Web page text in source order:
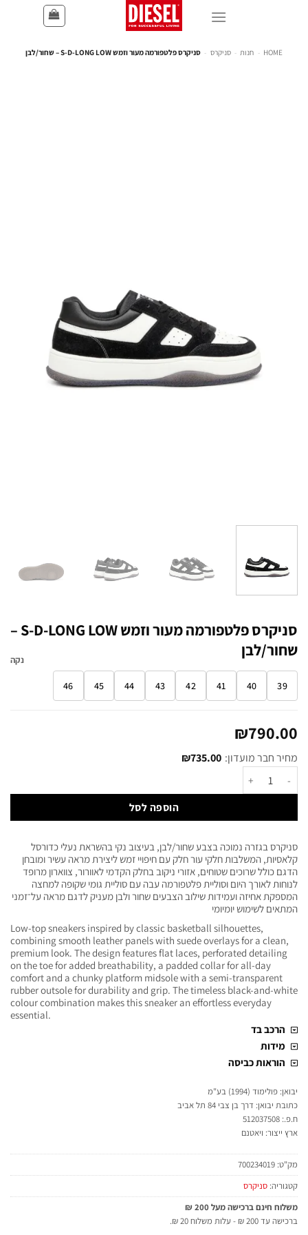
HOME
- חנות - סניקרס - סניקרס פלטפורמה מעור וזמש S-D-LONG LOW – שחור/לבן
סניקרס פלטפורמה מעור וזמש S-D-LONG LOW –
שחור/לבן
39
40
41
42
43
44
45
46
נקה
₪790.00
מחיר חבר מועדון: ₪735.00
הוספה לסל
סניקרס בגזרה נמוכה בצבע שחור/לבן, בעיצוב נקי בהשראת נעלי כדורסל
קלאסיות, המשלבות חלקי עור חלק עם חיפויי זמש ליצירת מראה עשיר ומובחן
הדגם כולל שרוכים שטוחים, אזורי ניקוב בחלק הקדמי לאוורור, צווארון מרופד
לנוחות לאורך היום וסוליית פלטפורמה עבה עם סוליית גומי שקופה למחצה
המספקת אחיזה ועמידות שילוב הצבעים שחור ולבן מעניק לדגם מראה על־זמני
המתאים לשימוש יומיומי
Low-top sneakers inspired by classic basketball silhouettes,
combining smooth leather panels with suede overlays for a clean,
premium look. The design features flat laces, perforated detailing
on the toe for added breathability, a padded collar for all-day
comfort and a chunky platform midsole with a semi-transparent
rubber outsole for durability and grip. The timeless black-and-white
colour combination makes this sneaker an effortless everyday
essential.
הרכב בד
מידות
הוראות כביסה
יבואן: פולימוד (1994) בע"מ
כתובת יבואן: דרך בן צבי 84 תל אביב
ח.פ.: 512037508
ארץ ייצור: ויאטנם
מק"ט: 700234019
קטגוריה: סניקרס
משלוח חינם ברכישה מעל 200 ₪
ברכישה עד 200 ₪ - עלות משלוח 20 ₪.